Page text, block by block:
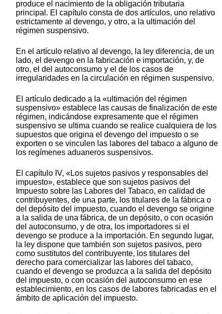
produce el nacimiento de la obligación tributaria
principal. El capítulo consta de dos artículos, uno relativo
estrictamente al devengo, y otro, a la ultimación del
régimen suspensivo.
En el artículo relativo al devengo, la ley diferencia, de un
lado, el devengo en la fabricación e importación, y, de
otro, el del autoconsumo y el de los casos de
irregularidades en la circulación en régimen suspensivo.
El artículo dedicado a la «ultimación del régimen
suspensivo» establece las causas de finalización de este
régimen, indicándose expresamente que el régimen
suspensivo se ultima cuando se realice cualquiera de los
supuestos que origina el devengo del impuesto o se
exporten o se vinculen las labores del tabaco a alguno de
los regímenes aduaneros suspensivos.
El capítulo IV, «Los sujetos pasivos y responsables del
impuesto», establece que son sujetos pasivos del
Impuesto sobre las Labores del Tabaco, en calidad de
contribuyentes, de una parte, los titulares de la fábrica o
del depósito del impuesto, cuando el devengo se origine
a la salida de una fábrica, de un depósito, o con ocasión
del autoconsumo, y de otra, los importadores si el
devengo se produce a la importación. En segundo lugar,
la ley dispone que también son sujetos pasivos, pero
como sustitutos del contribuyente, los titulares del
derecho para comercializar las labores del tabaco,
cuando el devengo se produzca a la salida del depósito
del impuesto, o con ocasión del autoconsumo en ese
establecimiento, en los casos de labores fabricadas en el
ámbito de aplicación del impuesto.